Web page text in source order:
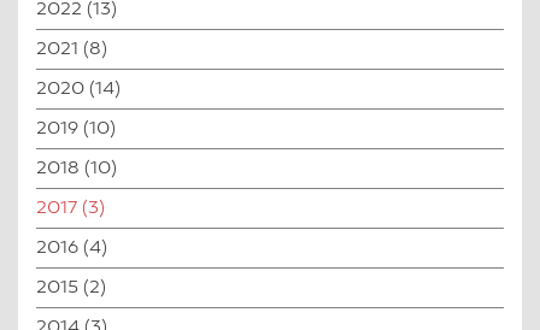
2022 (13)
2021 (8)
2020 (14)
2019 (10)
2018 (10)
2017 (3)
2016 (4)
2015 (2)